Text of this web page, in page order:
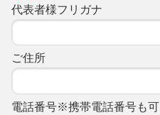
代表者様フリガナ
ご住所
電話番号※携帯電話番号も可